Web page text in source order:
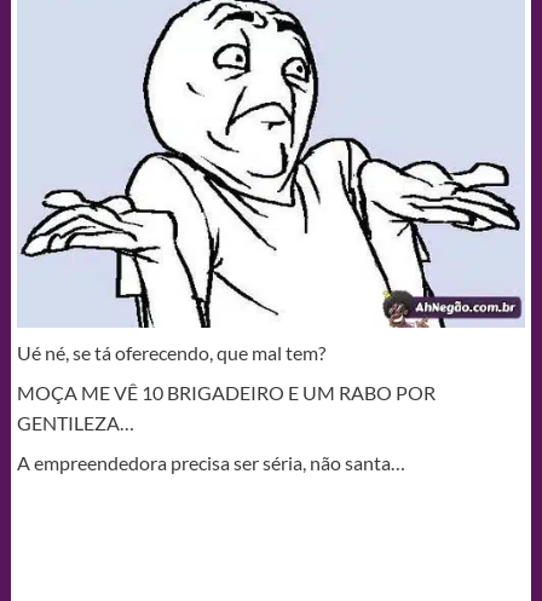
Ué né, se tá oferecendo, que mal tem?
MOÇA ME VÊ 10 BRIGADEIRO E UM RABO POR
GENTILEZA…
A empreendedora precisa ser séria, não santa…